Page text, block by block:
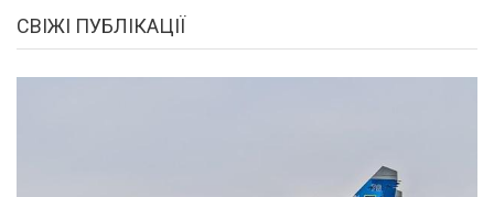
СВІЖІ ПУБЛІКАЦІЇ